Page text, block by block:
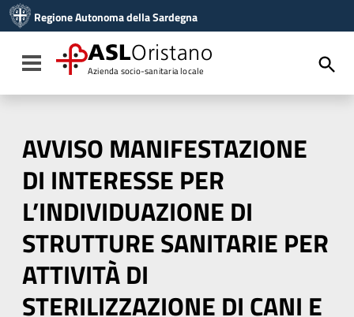
Vai al menu di navigazione
Vai al footer
Regione Autonoma della Sardegna
Toggle navigation
ASLOristano
Azienda socio-sanitaria locale
AVVISO MANIFESTAZIONE
DI INTERESSE PER
L’INDIVIDUAZIONE DI
STRUTTURE SANITARIE PER
ATTIVITÀ DI
STERILIZZAZIONE DI CANI E